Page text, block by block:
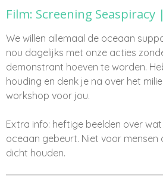
Film: Screening Seaspiracy
We willen allemaal de oceaan
nou dagelijks met onze acties
demonstrant hoeven te worden.
houding en denk je na over het
workshop voor jou.
Extra info: heftige beelden over
oceaan gebeurt. Niet voor mensen
dicht houden.